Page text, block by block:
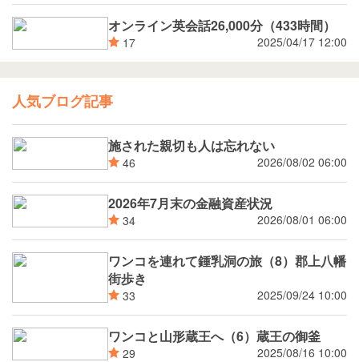
オンライン英会話26,000分（433時間）
17 2025/04/17 12:00
人気ブログ記事
施された親切も人は忘れない
46 2026/08/02 06:00
2026年7月末の金融資産状況
34 2026/08/01 06:00
ワンコを連れて鍾乳洞の旅（8）郡上八幡
街歩き
33 2025/09/24 10:00
ワンコと山形蔵王へ（6）蔵王の御釜
29 2025/08/16 10:00